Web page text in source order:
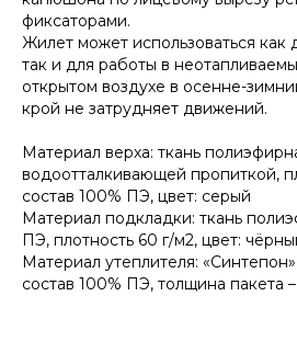
фиксаторами.
Жилет может использоваться как
так и для работы в
открытом воздухе в осенне-
крой не затрудняет движений.
Материал верха: ткань
водоотталкивающей пропиткой,
состав 100% ПЭ, цвет: серый
Материал подкладки: ткань
ПЭ, плотность 60 г/м2, цвет:
Материал утеплителя: «Синтепон»
состав 100% ПЭ, толщина пакета